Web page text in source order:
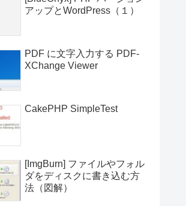
アップとWordPress（１）
PDF に文字入力する PDF-
XChange Viewer
CakePHP SimpleTest
[ImgBurn] ファイルやフォル
ダをディスクに書き込む方
法（図解）